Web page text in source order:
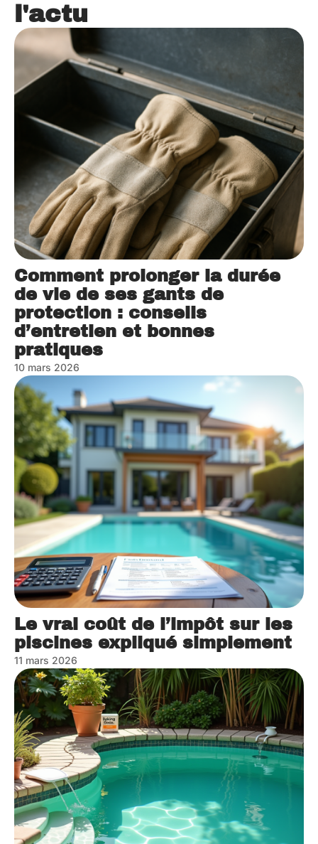
l'actu
Comment prolonger la durée
de vie de ses gants de
protection : conseils
d’entretien et bonnes
pratiques
10 mars 2026
Le vrai coût de l’impôt sur les
piscines expliqué simplement
11 mars 2026